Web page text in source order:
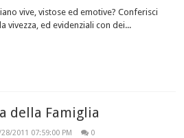
vive, vistose ed emotive? Conferisci
vivezza, ed evidenziali con dei...
della Famiglia
2011 07:59:00 PM 0